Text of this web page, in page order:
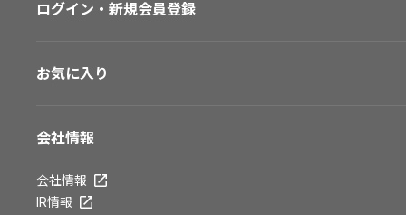
ログイン・新規会員登録
お気に入り
会社情報
会社情報
IR情報